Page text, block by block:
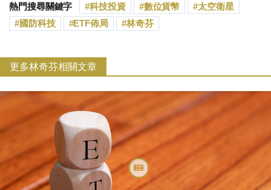
熱門搜尋關鍵字 科技投資 數位貨幣
太空衛星
國防科技
ETF佈局 林奇芬
更多林奇芬相關文章